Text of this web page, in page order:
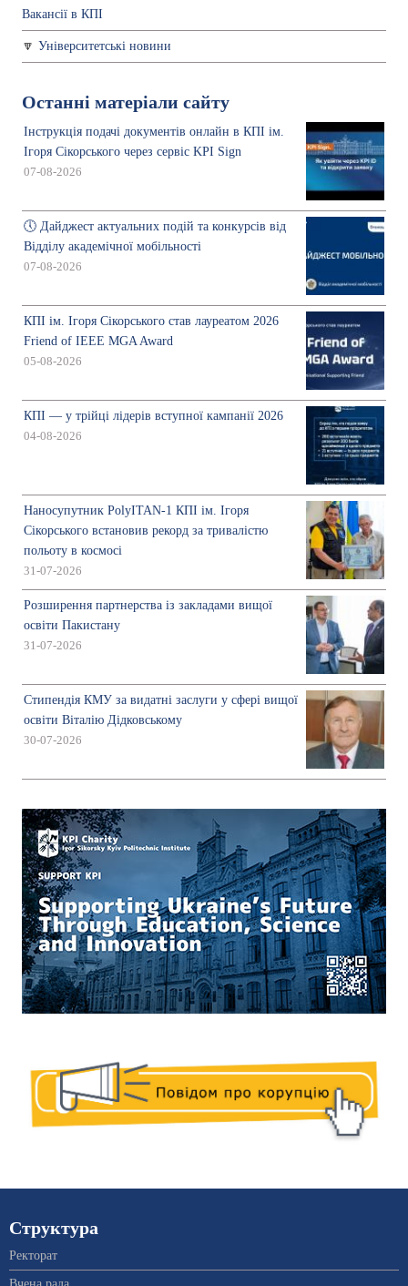
Вакансії в КПІ
Університетські новини
Останні матеріали сайту
Інструкція подачі документів онлайн в КПІ ім.
Ігоря Сікорського через сервіс KPI Sign
07-08-2026
🕔 Дайджест актуальних подій та конкурсів від
Відділу академічної мобільності
07-08-2026
КПІ ім. Ігоря Сікорського став лауреатом 2026
Friend of IEEE MGA Award
05-08-2026
КПІ — у трійці лідерів вступної кампанії 2026
04-08-2026
Наносупутник PolyITAN-1 КПІ ім. Ігоря
Сікорського встановив рекорд за тривалістю
польоту в космосі
31-07-2026
Розширення партнерства із закладами вищої
освіти Пакистану
31-07-2026
Стипендія КМУ за видатні заслуги у сфері вищої
освіти Віталію Дідковському
30-07-2026
Структура
Ректорат